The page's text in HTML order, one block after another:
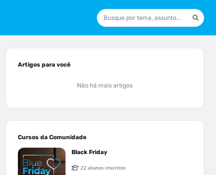
Artigos para você
Não há mais artigos
Cursos da Comunidade
Black Friday
22 alunos inscritos